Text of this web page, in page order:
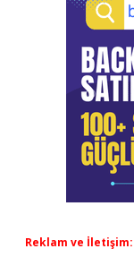
Reklam ve İletişim: